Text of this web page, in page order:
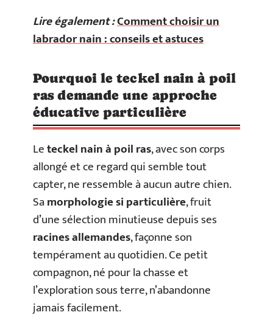
Lire également :Comment choisir un
labrador nain : conseils et astuces
Pourquoi le teckel nain à poil
ras demande une approche
éducative particulière
Leteckel nain à poil ras, avec son corps
allongé et ce regard qui semble tout
capter, ne ressemble à aucun autre chien.
Samorphologie si particulière, fruit
d’une sélection minutieuse depuis ses
racines allemandes, façonne son
tempérament au quotidien. Ce petit
compagnon, né pour la chasse et
l’exploration sous terre, n’abandonne
jamais facilement.